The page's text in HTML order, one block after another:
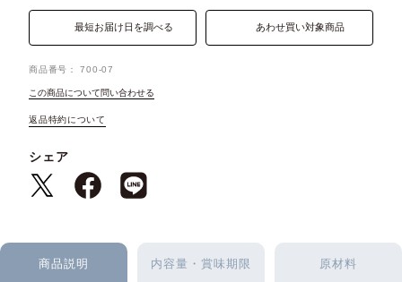
最短お届け日を調べる あわせ買い対象商品
商品番号 700-07
この商品について問い合わせる
返品特約について
シェア
商品説明 内容量・賞味期限 原材料